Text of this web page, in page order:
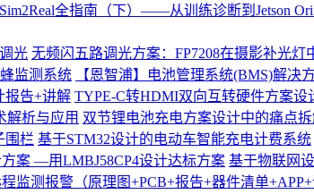
全指南（下）——从训练诊断到Jetson
光 无频闪五路调光方案：FP7208在摄影补光灯
监测系统 【恩智浦】电池管理系统(BMS)解决
报告+讲解 TYPE-C转HDMI双向互转硬件方案设
解析与应用 双节锂电池充电方案设计中的痛点
围栏 基于STM32设计的电动车智能充电计费系统
案 —用LMBJ58CP4设计达标方案 基于物联网
监测报警（原理图+PCB+报告+器件清单